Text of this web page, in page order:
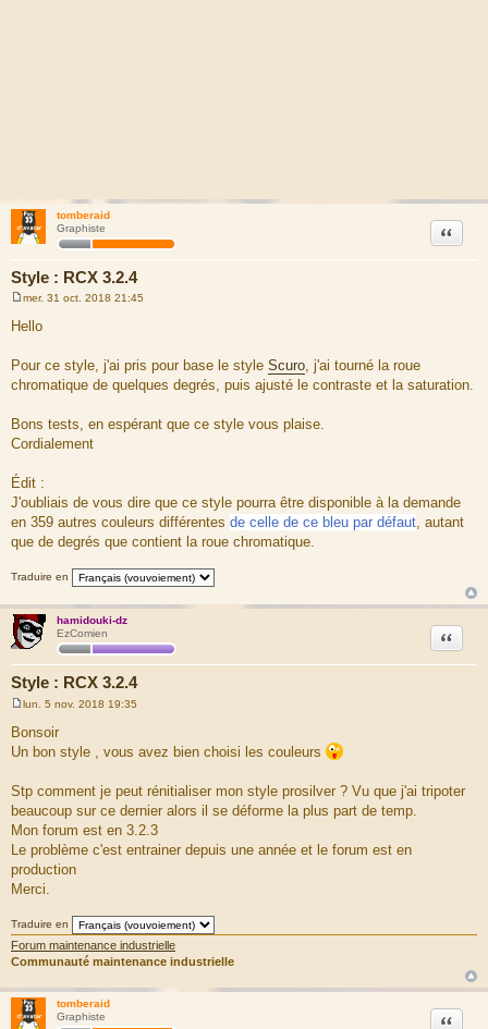
tomberaid
Graphiste
Style : RCX 3.2.4
Citation
e
s
g
e
mer. 31 oct. 2018 21:45
Hello
Pour ce style, j'ai pris pour base le style Scuro, j'ai tourné la roue
chromatique de quelques degrés, puis ajusté le contraste et la saturation.
Bons tests, en espérant que ce style vous plaise.
Cordialement
Édit :
J'oubliais de vous dire que ce style pourra être disponible à la demande
en 359 autres couleurs différentes de celle de ce bleu par défaut, autant
que de degrés que contient la roue chromatique.
Traduire en
hamidouki-dz
EzComien
Style : RCX 3.2.4
Citation
s
s
e
lun. 5 nov. 2018 19:35
Bonsoir
Un bon style , vous avez bien choisi les couleurs
Stp comment je peut rénitialiser mon style prosilver ? Vu que j'ai tripoter
beaucoup sur ce dernier alors il se déforme la plus part de temp.
Mon forum est en 3.2.3
Le problème c'est entrainer depuis une année et le forum est en
production
Merci.
Traduire en
Forum maintenance industrielle
Communauté maintenance industrielle
tomberaid
Graphiste
Citation